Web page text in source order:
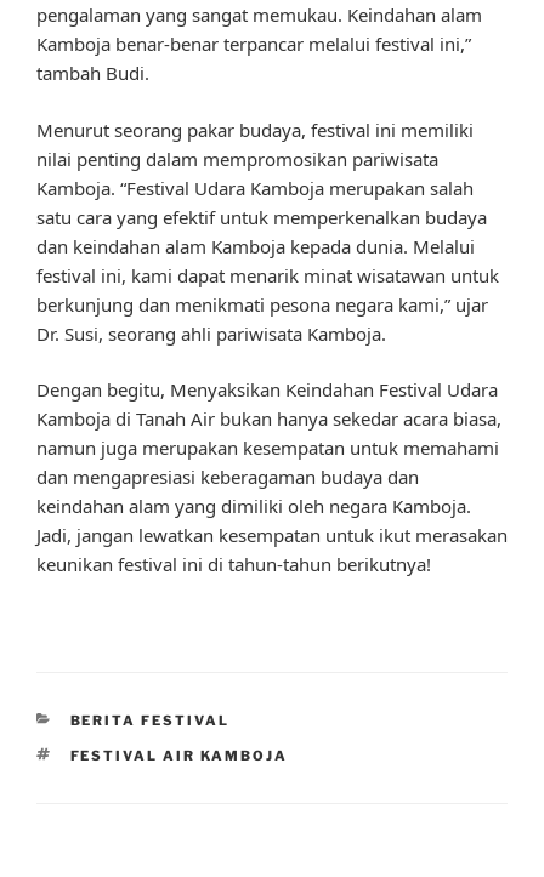
pengalaman yang sangat memukau. Keindahan alam
Kamboja benar-benar terpancar melalui festival ini,”
tambah Budi.
Menurut seorang pakar budaya, festival ini memiliki
nilai penting dalam mempromosikan pariwisata
Kamboja. “Festival Udara Kamboja merupakan salah
satu cara yang efektif untuk memperkenalkan budaya
dan keindahan alam Kamboja kepada dunia. Melalui
festival ini, kami dapat menarik minat wisatawan untuk
berkunjung dan menikmati pesona negara kami,” ujar
Dr. Susi, seorang ahli pariwisata Kamboja.
Dengan begitu, Menyaksikan Keindahan Festival Udara
Kamboja di Tanah Air bukan hanya sekedar acara biasa,
namun juga merupakan kesempatan untuk memahami
dan mengapresiasi keberagaman budaya dan
keindahan alam yang dimiliki oleh negara Kamboja.
Jadi, jangan lewatkan kesempatan untuk ikut merasakan
keunikan festival ini di tahun-tahun berikutnya!
CATEGORIES
BERITA FESTIVAL
TAGS
FESTIVAL AIR KAMBOJA